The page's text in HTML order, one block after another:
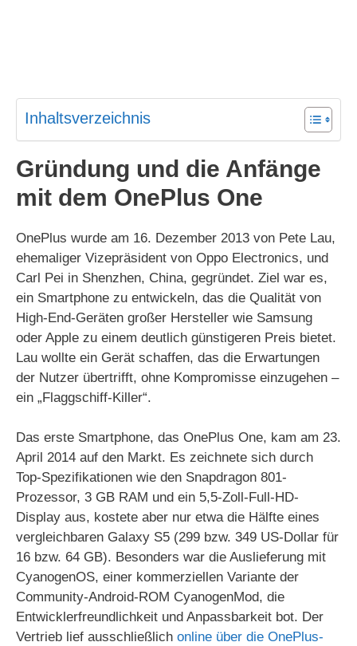
Inhaltsverzeichnis
Gründung und die Anfänge
mit dem OnePlus One
OnePlus wurde am 16. Dezember 2013 von Pete Lau,
ehemaliger Vizepräsident von Oppo Electronics, und
Carl Pei in Shenzhen, China, gegründet. Ziel war es,
ein Smartphone zu entwickeln, das die Qualität von
High-End-Geräten großer Hersteller wie Samsung
oder Apple zu einem deutlich günstigeren Preis bietet.
Lau wollte ein Gerät schaffen, das die Erwartungen
der Nutzer übertrifft, ohne Kompromisse einzugehen –
ein „Flaggschiff-Killer“.
Das erste Smartphone, das OnePlus One, kam am 23.
April 2014 auf den Markt. Es zeichnete sich durch
Top-Spezifikationen wie den Snapdragon 801-
Prozessor, 3 GB RAM und ein 5,5-Zoll-Full-HD-
Display aus, kostete aber nur etwa die Hälfte eines
vergleichbaren Galaxy S5 (299 bzw. 349 US-Dollar für
16 bzw. 64 GB). Besonders war die Auslieferung mit
CyanogenOS, einer kommerziellen Variante der
Community-Android-ROM CyanogenMod, die
Entwicklerfreundlichkeit und Anpassbarkeit bot. Der
Vertrieb lief ausschließlich online über die OnePlus-